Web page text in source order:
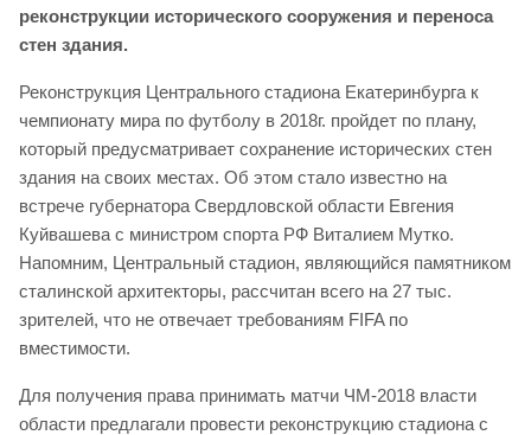
реконструкции исторического сооружения и переноса
стен здания.
Реконструкция Центрального стадиона Екатеринбурга к
чемпионату мира по футболу в 2018г. пройдет по плану,
который предусматривает сохранение исторических стен
здания на своих местах. Об этом стало известно на
встрече губернатора Свердловской области Евгения
Куйвашева с министром спорта РФ Виталием Мутко.
Напомним, Центральный стадион, являющийся памятником
сталинской архитекторы, рассчитан всего на 27 тыс.
зрителей, что не отвечает требованиям FIFA по
вместимости.
Для получения права принимать матчи ЧМ-2018 власти
области предлагали провести реконструкцию стадиона с